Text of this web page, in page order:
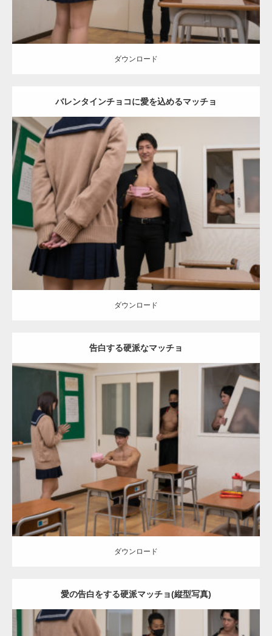
ダウンロード
バレンタインチョコに愛を込めるマッチョ
Update:2022.01.28
Category: バレンタインのマッチョ(学校) kaichan
AKIHITO(細マッチ
ョ)
SOSUKE 外資系筋肉 Kaori
ダウンロード
ダウンロード
告白する硬派なマッチョ
2022.01.28
Category:バレンタインのマッチョ(学校) kaichan
AKIHITO(細マッチ
SOSUKE 外資系筋肉
ダウンロード
ダウンロード
愛の告白をする硬派マッチョ(縦型写真)